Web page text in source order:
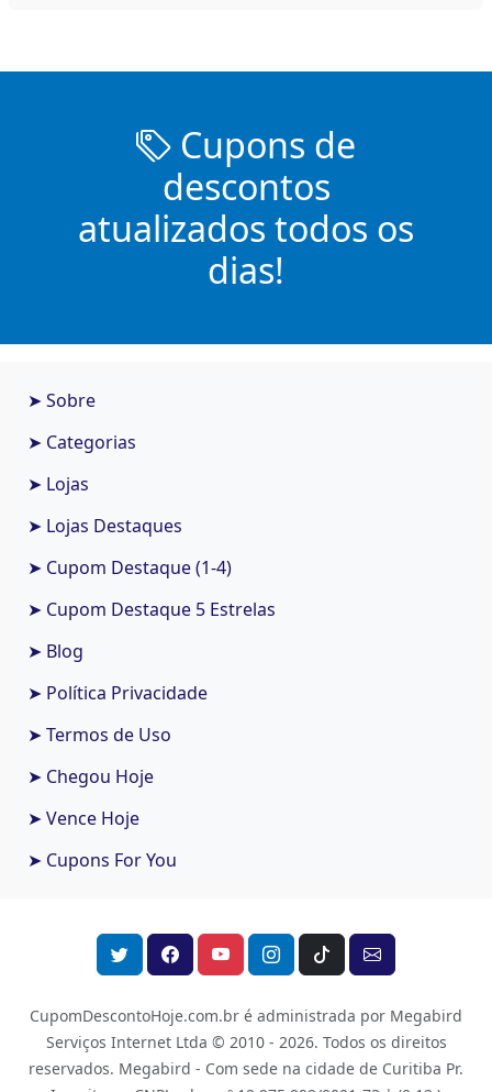
Cupons de
descontos
atualizados todos os
dias!
➤ Sobre
➤ Categorias
➤ Lojas
➤ Lojas Destaques
➤ Cupom Destaque (1-4)
➤ Cupom Destaque 5 Estrelas
➤ Blog
➤ Política Privacidade
➤ Termos de Uso
➤ Chegou Hoje
➤ Vence Hoje
➤ Cupons For You
CupomDescontoHoje.com.br é administrada por Megabird
Serviços Internet Ltda © 2010 - 2026. Todos os direitos
reservados. Megabird - Com sede na cidade de Curitiba Pr.